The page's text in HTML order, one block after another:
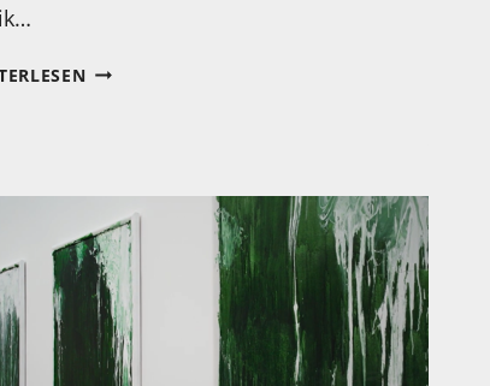
MEIN
THE
KOROLIOV
SERIES
VOL.
XXVI,
RUSSIAN